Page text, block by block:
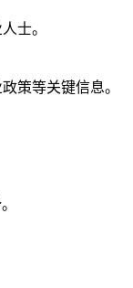
士。
策等关键信息。